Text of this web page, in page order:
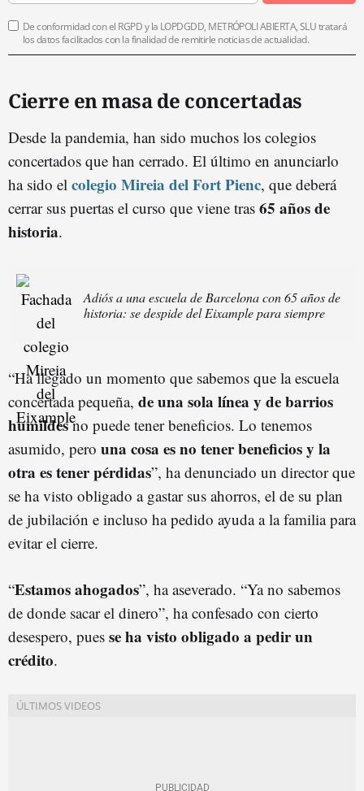
De conformidad con el RGPD y la LOPDGDD, METRÓPOLI ABIERTA, SLU tratará
los datos facilitados con la finalidad de remitirle noticias de actualidad.
Cierre en masa de concertadas
Desde la pandemia, han sido muchos los colegios
concertados que han cerrado. El último en anunciarlo
ha sido el colegio Mireia del Fort Pienc, que deberá
cerrar sus puertas el curso que viene tras 65 años de
historia.
Adiós a una escuela de Barcelona con 65 años de
historia: se despide del Eixample para siempre
“Ha llegado un momento que sabemos que la escuela
concertada pequeña, de una sola línea y de barrios
humildesno puede tener beneficios. Lo tenemos
asumido, pero una cosa es no tener beneficios y la
otra es tener pérdidas”, ha denunciado un director que
se ha visto obligado a gastar sus ahorros, el de su plan
de jubilación e incluso ha pedido ayuda a la familia para
evitar el cierre.
“Estamos ahogados”, ha aseverado. “Ya no sabemos
de donde sacar el dinero”, ha confesado con cierto
desespero, pues se ha visto obligado a pedir un
crédito.